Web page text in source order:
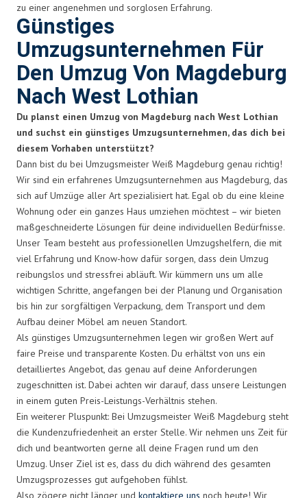
zu einer angenehmen und sorglosen Erfahrung.
Günstiges
Umzugsunternehmen Für
Den Umzug Von Magdeburg
Nach West Lothian
Du planst einen Umzug von Magdeburg nach West Lothian
und suchst ein günstiges Umzugsunternehmen, das dich bei
diesem Vorhaben unterstützt?
Dann bist du bei Umzugsmeister Weiß Magdeburg genau richtig!
Wir sind ein erfahrenes Umzugsunternehmen aus Magdeburg, das
sich auf Umzüge aller Art spezialisiert hat. Egal ob du eine kleine
Wohnung oder ein ganzes Haus umziehen möchtest – wir bieten
maßgeschneiderte Lösungen für deine individuellen Bedürfnisse.
Unser Team besteht aus professionellen Umzugshelfern, die mit
viel Erfahrung und Know-how dafür sorgen, dass dein Umzug
reibungslos und stressfrei abläuft. Wir kümmern uns um alle
wichtigen Schritte, angefangen bei der Planung und Organisation
bis hin zur sorgfältigen Verpackung, dem Transport und dem
Aufbau deiner Möbel am neuen Standort.
Als günstiges Umzugsunternehmen legen wir großen Wert auf
faire Preise und transparente Kosten. Du erhältst von uns ein
detailliertes Angebot, das genau auf deine Anforderungen
zugeschnitten ist. Dabei achten wir darauf, dass unsere Leistungen
in einem guten Preis-Leistungs-Verhältnis stehen.
Ein weiterer Pluspunkt: Bei Umzugsmeister Weiß Magdeburg steht
die Kundenzufriedenheit an erster Stelle. Wir nehmen uns Zeit für
dich und beantworten gerne all deine Fragen rund um den
Umzug. Unser Ziel ist es, dass du dich während des gesamten
Umzugsprozesses gut aufgehoben fühlst.
Also zögere nicht länger und kontaktiere uns noch heute! Wir